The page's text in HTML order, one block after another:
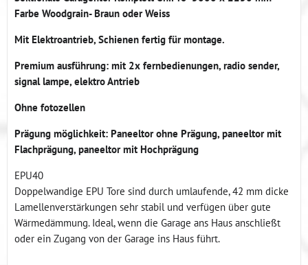
Farbe Woodgrain- Braun oder Weiss
Mit Elektroantrieb, Schienen fertig für montage.
Premium ausführung: mit 2x fernbedienungen, radio sender,
signal lampe, elektro Antrieb
Ohne fotozellen
Prägung möglichkeit: Paneeltor ohne Prägung, paneeltor mit
Flachprägung, paneeltor mit Hochprägung
EPU40
Doppelwandige EPU Tore sind durch umlaufende, 42 mm dicke
Lamellenverstärkungen sehr stabil und verfügen über gute
Wärmedämmung. Ideal, wenn die Garage ans Haus anschließt
oder ein Zugang von der Garage ins Haus führt.